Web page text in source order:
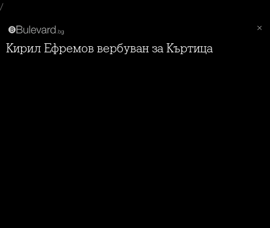
/
Кирил Ефремов вербуван за Къртица